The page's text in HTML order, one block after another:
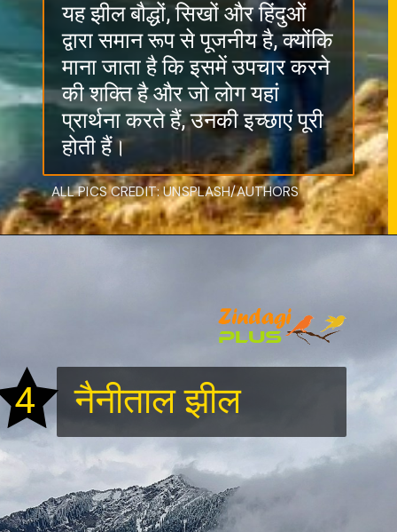
यह झील बौद्धों, सिखों और हिंदुओं
द्वारा समान रूप से पूजनीय है, क्योंकि
माना जाता है कि इसमें उपचार करने
की शक्ति है और जो लोग यहां
प्रार्थना करते हैं, उनकी इच्छाएं पूरी
होती हैं।
ALL PICS CREDIT: UNSPLASH/AUTHORS
4 नैनीताल झील